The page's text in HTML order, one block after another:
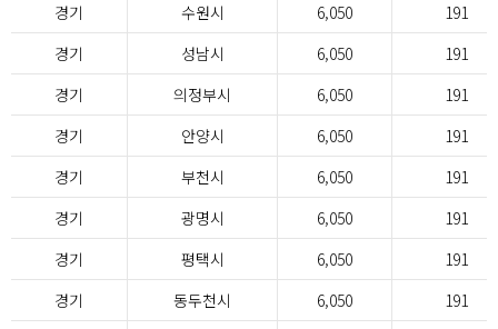
경기
수원시 6,050
191
경기
성남시 6,050
191
경기
의정부시 6,050
191
경기
안양시 6,050
191
경기
부천시 6,050
191
경기
광명시 6,050
191
경기
평택시 6,050
191
경기
동두천시 6,050
191